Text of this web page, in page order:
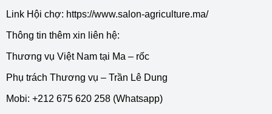
Link Hội chợ: https://www.salon-agriculture.ma/
Thông tin thêm xin liên hệ:
Thương vụ Việt Nam tại Ma – rốc
Phụ trách Thương vụ – Trần Lê Dung
Mobi: +212 675 620 258 (Whatsapp)